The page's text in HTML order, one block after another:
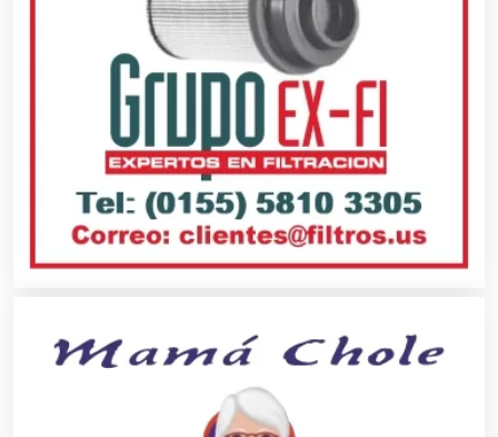
Alquiler de Trajes de Etiqueta
Aluminio
Análisis Clínicos